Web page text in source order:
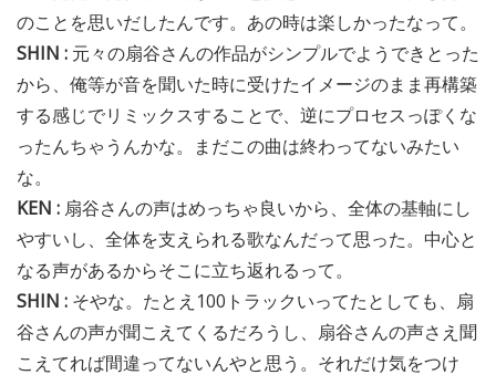
のことを思いだしたんです。あの時は楽しかったなって。
SHIN : 元々の扇谷さんの作品がシンプルでようできとった
から、俺等が音を聞いた時に受けたイメージのまま再構築
する感じでリミックスすることで、逆にプロセスっぽくな
ったんちゃうんかな。まだこの曲は終わってないみたい
な。
KEN : 扇谷さんの声はめっちゃ良いから、全体の基軸にし
やすいし、全体を支えられる歌なんだって思った。中心と
なる声があるからそこに立ち返れるって。
SHIN : そやな。たとえ100トラックいってたとしても、扇
谷さんの声が聞こえてくるだろうし、扇谷さんの声さえ聞
こえてれば間違ってないんやと思う。それだけ気をつけ